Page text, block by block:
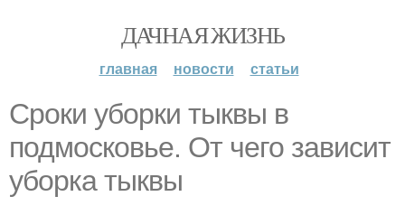
ДАЧНАЯ ЖИЗНЬ
главная новости статьи
Сроки уборки тыквы в
подмосковье. От чего зависит
уборка тыквы